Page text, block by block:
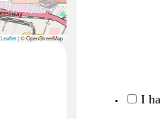
Leaflet|© OpenStreetMap
I